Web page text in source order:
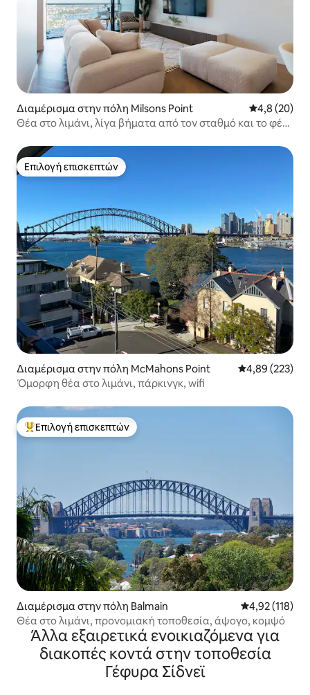
Διαμέρισμα στην πόλη Milsons Point Μέση
4,8 (20)
Θέα στο λιμάνι, λίγα βήματα από τον σταθμό και το φέρι
Επιλογή επισκεπτών
Επιλογή επισκεπτών
Διαμέρισμα στην πόλη McMahons Point Μέση
4,89 (223)
Όμορφη θέα στο λιμάνι, πάρκινγκ, wifi
Κορυφαία επιλογή επισκεπτών
Επιλογή επισκεπτών
Διαμέρισμα στην πόλη Balmain Μέση
4,92 (118)
Θέα στο λιμάνι, προνομιακή τοποθεσία, άψογο, κομψό
Άλλα εξαιρετικά ενοικιαζόμενα για
διακοπές κοντά στην τοποθεσία
Γέφυρα Σίδνεϊ